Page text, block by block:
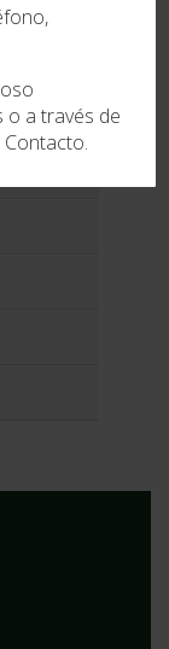
o a través de